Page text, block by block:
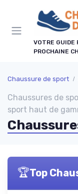
VOTRE GUIDE
PROCHAINE
Chaussure de sport
Chaussures de
sport haut de
🏆Top